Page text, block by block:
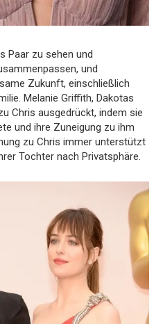
Paar zu sehen und
und
Zukunft, einschließlich
Melanie Griffith, Dakotas
Chris ausgedrückt, indem sie
und ihre Zuneigung zu ihm
zu Chris immer unterstützt
Tochter nach Privatsphäre.